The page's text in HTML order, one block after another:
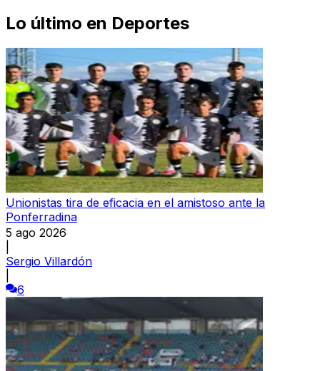
Lo último en Deportes
Unionistas tira de eficacia en el amistoso ante la
Ponferradina
5 ago 2026
Sergio Villardón
6